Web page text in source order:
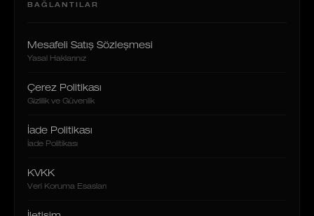
BAĞLANTILAR
Mesafeli Satış Sözleşmesi
Yasal Haklarınız
Çerez Politikası
Gizlilik ve Güvenlik
İade Politikası
İade Politikası
KVKK
Veri Koruma Esasları